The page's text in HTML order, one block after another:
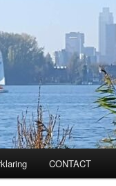
CONTACT